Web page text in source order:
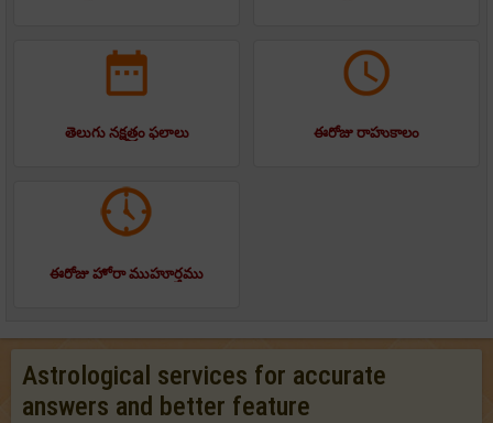
తెలుగు నక్షత్రం ఫలాలు ఈరోజు రాహుకాలం
ఈరోజు హోరా ముహూర్తము
Astrological services for accurate
answers and better feature